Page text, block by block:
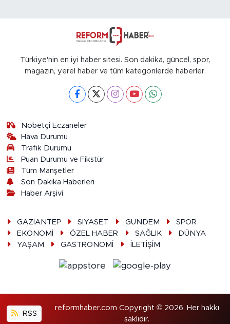
Türkiye'nin en iyi haber sitesi. Son dakika, güncel, spor,
magazin, yerel haber ve tüm kategorilerde haberler.
Nöbetçi Eczaneler
Hava Durumu
Trafik Durumu
Puan Durumu ve Fikstür
Tüm Manşetler
Son Dakika Haberleri
Haber Arşivi
GAZİANTEP SİYASET GÜNDEM
SPOR
EKONOMİ
ÖZEL HABER SAĞLIK
DÜNYA
YAŞAM
GASTRONOMİ İLETİŞİM
RSS
reformhaber.com Copyright © 2026. Her hakkı
saklıdır.